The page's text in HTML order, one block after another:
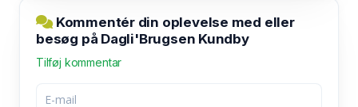
Kommentér din oplevelse med eller
besøg på Dagli'Brugsen Kundby
Tilføj kommentar